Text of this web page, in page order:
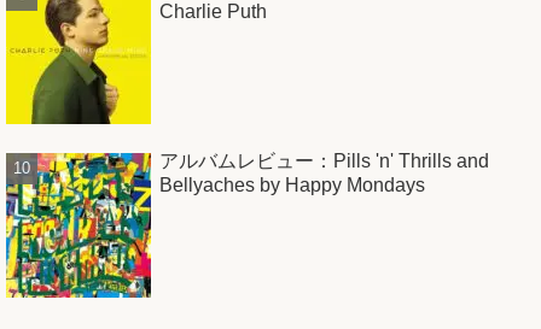
Charlie Puth
アルバムレビュー：Pills 'n' Thrills and
Bellyaches by Happy Mondays